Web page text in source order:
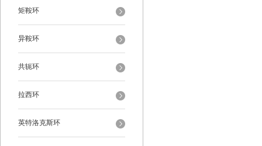
矩鞍环
异鞍环
共轭环
拉西环
英特洛克斯环